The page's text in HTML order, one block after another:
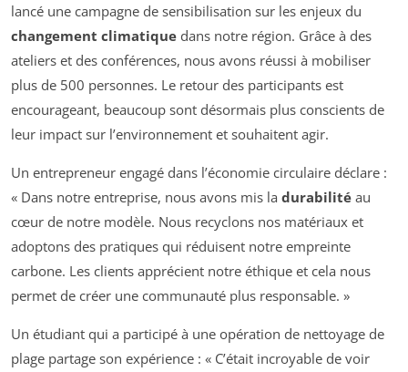
lancé une campagne de sensibilisation sur les enjeux du
changement climatique dans notre région. Grâce à des
ateliers et des conférences, nous avons réussi à mobiliser
plus de 500 personnes. Le retour des participants est
encourageant, beaucoup sont désormais plus conscients de
leur impact sur l’environnement et souhaitent agir.
Un entrepreneur engagé dans l’économie circulaire déclare :
« Dans notre entreprise, nous avons mis la durabilité au
cœur de notre modèle. Nous recyclons nos matériaux et
adoptons des pratiques qui réduisent notre empreinte
carbone. Les clients apprécient notre éthique et cela nous
permet de créer une communauté plus responsable. »
Un étudiant qui a participé à une opération de nettoyage de
plage partage son expérience : « C’était incroyable de voir